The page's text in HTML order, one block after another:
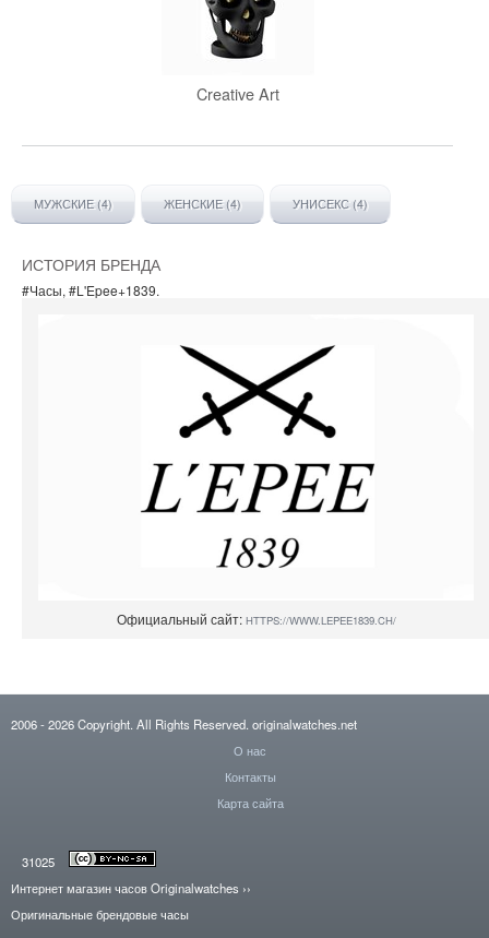
Creative Art
МУЖСКИЕ (4) ЖЕНСКИЕ (4) УНИСЕКС (4)
ИСТОРИЯ БРЕНДА
#Часы, #L'Epee+1839.
Официальный сайт: HTTPS://WWW.LEPEE1839.CH/
2006- 2026Copyright. All Rights Reserved. originalwatches.net
О нас
Контакты
Карта сайта
31025
Интернет магазин часов Originalwatches ››
Оригинальные брендовые часы